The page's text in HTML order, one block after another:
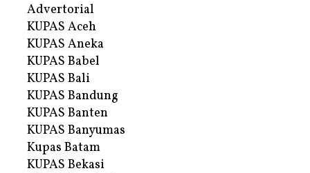
Advertorial
KUPAS Aceh
KUPAS Aneka
KUPAS Babel
KUPAS Bali
KUPAS Bandung
KUPAS Banten
KUPAS Banyumas
Kupas Batam
KUPAS Bekasi